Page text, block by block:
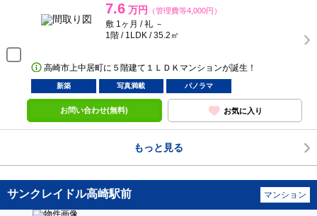
7.6 万円 （管理費等4,000円）
敷 1ヶ月 / 礼 －
1階 / 1LDK / 35.2㎡
高崎市上中居町に５階建て１ＬＤＫマンションが誕生！
新築 写真満載 パノラマ
お問い合わせ(無料) お気に入り
もっと見る
サンクレイドル高崎駅前 マンション